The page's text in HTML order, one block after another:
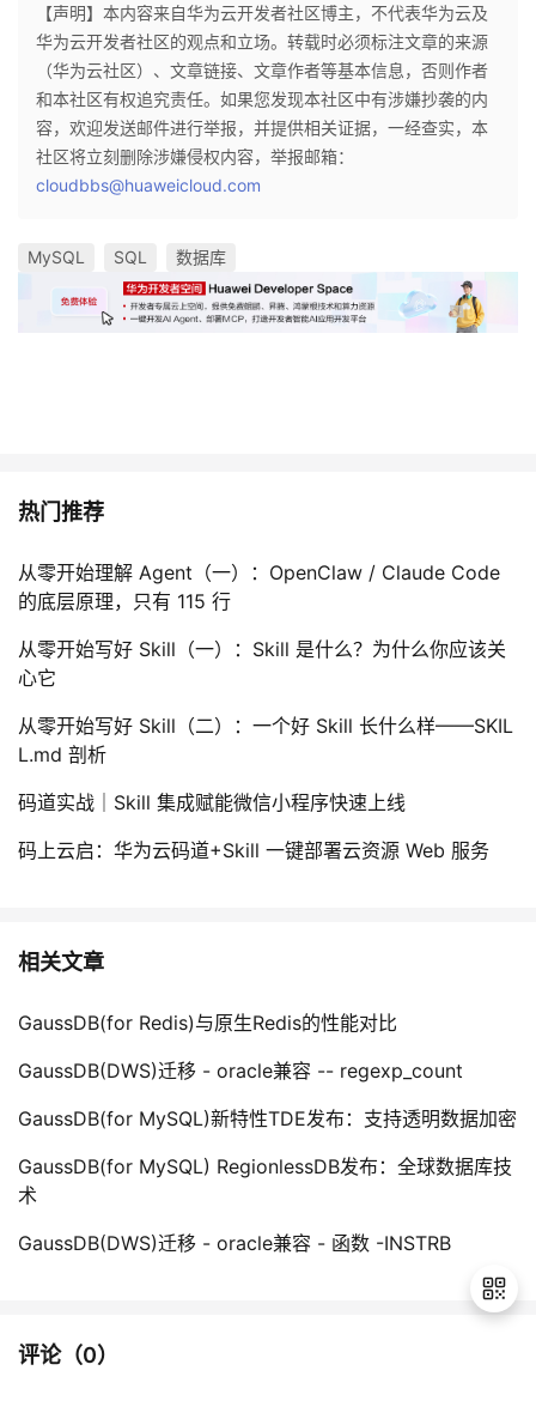
【声明】本内容来自华为云开发者社区博主，不代表华为云及
华为云开发者社区的观点和立场。转载时必须标注文章的来源
（华为云社区）、文章链接、文章作者等基本信息，否则作者
和本社区有权追究责任。如果您发现本社区中有涉嫌抄袭的内
容，欢迎发送邮件进行举报，并提供相关证据，一经查实，本
社区将立刻删除涉嫌侵权内容，举报邮箱：
cloudbbs@huaweicloud.com
MySQL SQL 数据库
热门推荐
从零开始理解 Agent（一）：OpenClaw / Claude Code
的底层原理，只有 115 行
从零开始写好 Skill（一）：Skill 是什么？为什么你应该关
心它
从零开始写好 Skill（二）：一个好 Skill 长什么样——SKIL
L.md 剖析
码道实战｜Skill 集成赋能微信小程序快速上线
码上云启：华为云码道+Skill 一键部署云资源 Web 服务
相关文章
GaussDB(for Redis)与原生Redis的性能对比
GaussDB(DWS)迁移 - oracle兼容 -- regexp_count
GaussDB(for MySQL)新特性TDE发布：支持透明数据加密
GaussDB(for MySQL) RegionlessDB发布：全球数据库技
术
GaussDB(DWS)迁移 - oracle兼容 - 函数 -INSTRB
评论（0）